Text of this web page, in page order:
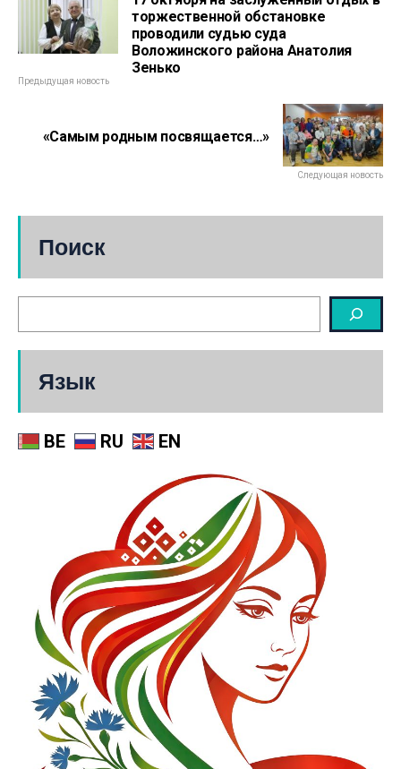
торжественной обстановке
проводили судью суда
Воложинского района Анатолия
Зенько
Предыдущая новость
«Самым родным посвящается…»
Следующая новость
Поиск
Язык
BE RU EN